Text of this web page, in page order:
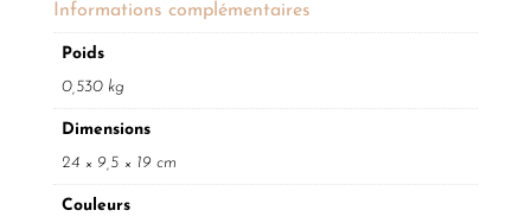
Informations complémentaires
Poids
0,530 kg
Dimensions
24 × 9,5 × 19 cm
Couleurs